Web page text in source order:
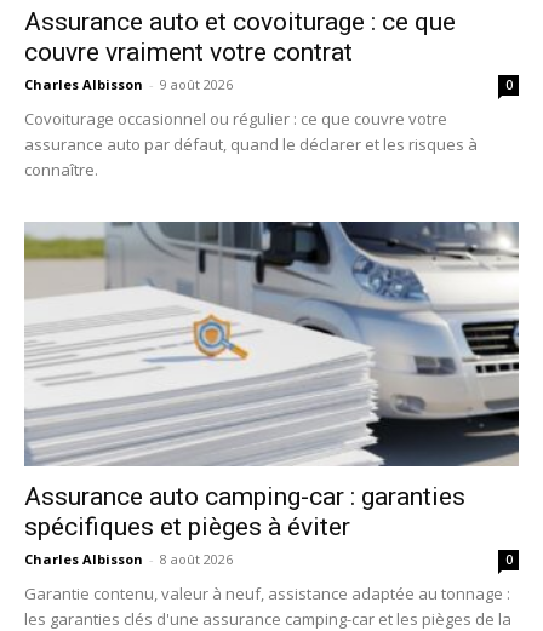
Assurance auto et covoiturage : ce que
couvre vraiment votre contrat
Charles Albisson - 9 août 2026 0
Covoiturage occasionnel ou régulier : ce que couvre votre
assurance auto par défaut, quand le déclarer et les risques à
connaître.
Assurance auto camping-car : garanties
spécifiques et pièges à éviter
Charles Albisson - 8 août 2026 0
Garantie contenu, valeur à neuf, assistance adaptée au tonnage :
les garanties clés d'une assurance camping-car et les pièges de la